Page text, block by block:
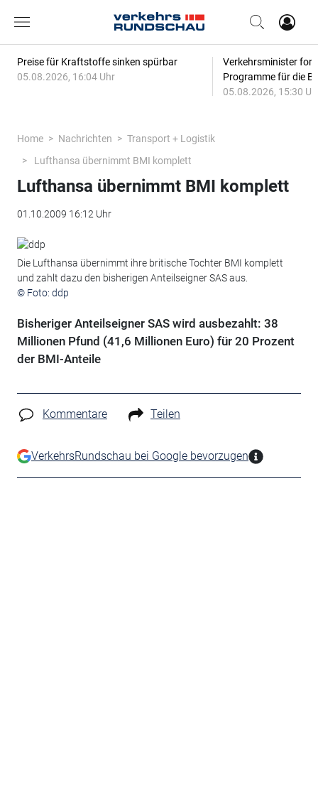
Preise für Kraftstoffe sinken spürbar
05.08.2026, 16:04 Uhr
Verkehrsminister
Programme für die
05.08.2026, 15:30
Home Nachrichten
Transport + Logistik
Lufthansa übernimmt BMI komplett
Lufthansa übernimmt BMI komplett
01.10.2009 16:12 Uhr
Die Lufthansa übernimmt ihre britische Tochter BMI komplett
und zahlt dazu den bisherigen Anteilseigner SAS aus.
© Foto: ddp
Bisheriger Anteilseigner SAS wird ausbezahlt: 38
Millionen Pfund (41,6 Millionen Euro) für 20 Prozent
der BMI-Anteile
Kommentare Teilen
VerkehrsRundschau bei Google bevorzugen